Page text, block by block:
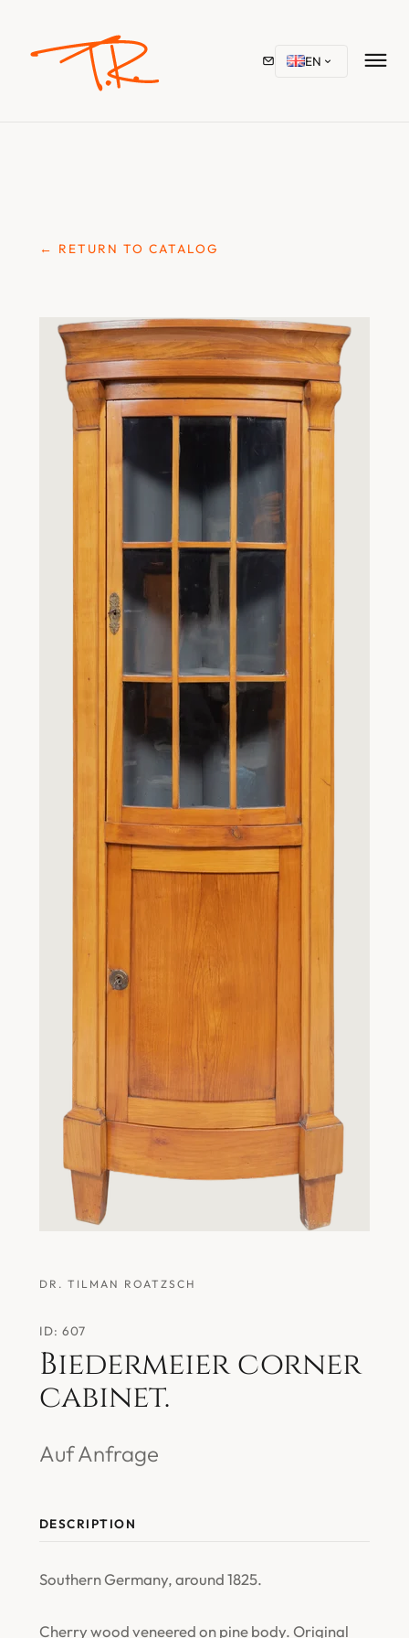
EN
← RETURN TO CATALOG
DR. TILMAN ROATZSCH
ID: 607
Biedermeier corner
cabinet.
Auf Anfrage
DESCRIPTION
Southern Germany, around 1825.
Cherry wood veneered on pine body. Original